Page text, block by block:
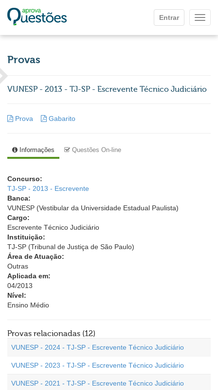
Entrar
Provas
VUNESP - 2013 - TJ-SP - Escrevente Técnico Judiciário
Prova Gabarito
Informações Questões On-line
Concurso:
TJ-SP - 2013 - Escrevente
Banca:
VUNESP (Vestibular da Universidade Estadual Paulista)
Cargo:
Escrevente Técnico Judiciário
Instituição:
TJ-SP (Tribunal de Justiça de São Paulo)
Área de Atuação:
Outras
Aplicada em:
04/2013
Nível:
Ensino Médio
Provas relacionadas (12)
VUNESP - 2024 - TJ-SP - Escrevente Técnico Judiciário
VUNESP - 2023 - TJ-SP - Escrevente Técnico Judiciário
VUNESP - 2021 - TJ-SP - Escrevente Técnico Judiciário